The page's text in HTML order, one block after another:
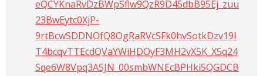
eQCYKnaRvDzBWpSflw9QzR9D45dbB95Ej_zuu
23BwEytc0XjP-
9rtBcwSDDNOfQ8OgRaRVcSFk0hvSotkDzv19I
T4bcqvTTEcdQVaYWiHDOyF3MH2vX5K_X5q24
Sqe6W8Vpq3A5JN_00smbWNEcBPHki5QGDCB